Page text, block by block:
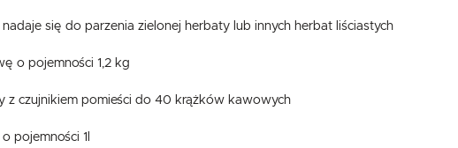
nadaje się do parzenia zielonej herbaty lub innych herbat liściastych
o pojemności 1,2 kg
z czujnikiem pomieści do 40 krążków kawowych
pojemności 1l